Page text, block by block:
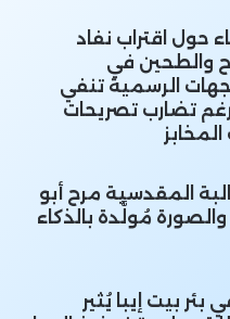
حول اقتراب نفاد
والطحين في
الرسمية تنفي
تضارب تصريحات
المقدسية مرح أبو
مُولَّدة بالذكاء
بيت إيبا يُثير